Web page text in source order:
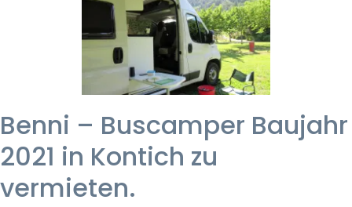
Benni – Buscamper Baujahr
2021 in Kontich zu
vermieten.